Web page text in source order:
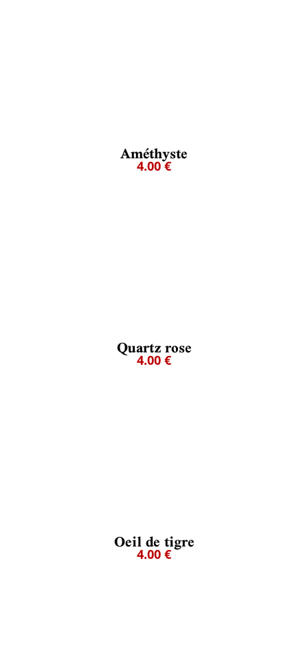
Améthyste
4.00 €
Quartz rose
4.00 €
Oeil de tigre
4.00 €